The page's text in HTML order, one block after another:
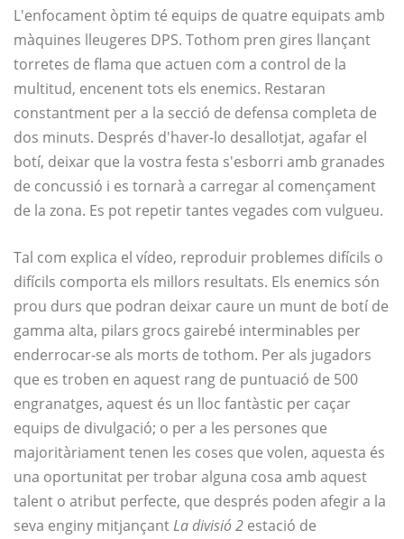
L'enfocament òptim té equips de quatre equipats amb
màquines lleugeres DPS. Tothom pren gires llançant
torretes de flama que actuen com a control de la
multitud, encenent tots els enemics. Restaran
constantment per a la secció de defensa completa de
dos minuts. Després d'haver-lo desallotjat, agafar el
botí, deixar que la vostra festa s'esborri amb granades
de concussió i es tornarà a carregar al començament
de la zona. Es pot repetir tantes vegades com vulgueu.
Tal com explica el vídeo, reproduir problemes difícils o
difícils comporta els millors resultats. Els enemics són
prou durs que podran deixar caure un munt de botí de
gamma alta, pilars grocs gairebé interminables per
enderrocar-se als morts de tothom. Per als jugadors
que es troben en aquest rang de puntuació de 500
engranatges, aquest és un lloc fantàstic per caçar
equips de divulgació; o per a les persones que
majoritàriament tenen les coses que volen, aquesta és
una oportunitat per trobar alguna cosa amb aquest
talent o atribut perfecte, que després poden afegir a la
seva enginy mitjançantLa divisió 2 estació de